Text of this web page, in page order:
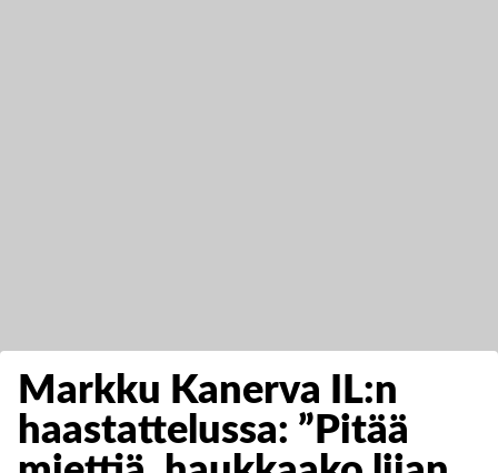
Markku Kanerva IL:n
haastattelussa: ”Pitää